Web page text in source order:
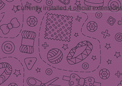
Currently installed4 official extensions